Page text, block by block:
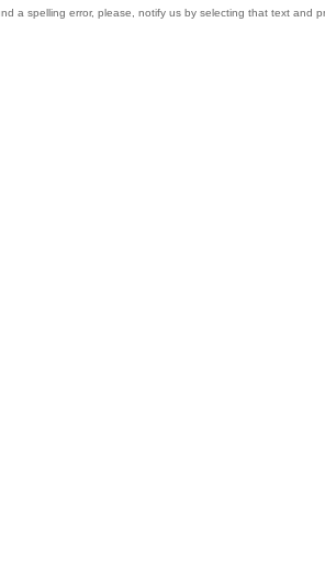
a spelling error, please, notify us by selecting that text and